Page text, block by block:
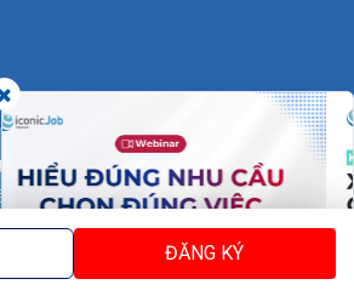
ĐĂNG KÝ
© 2026ICONIC Co., Ltd.
số thuế: 0305745871
Nơi cấp: TP.HCM
Ngày cấp: 05/09/2023